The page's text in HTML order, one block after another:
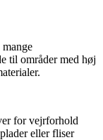
til områder med høj
for vejrforhold
eller fliser